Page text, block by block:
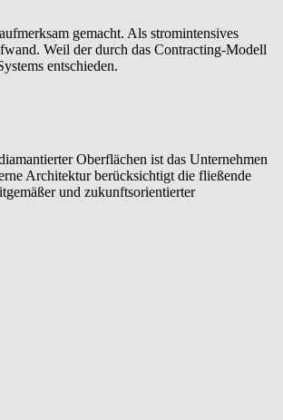
gemacht. Als stromintensives
Weil der durch das Contracting-Modell
entschieden.
Oberflächen ist das Unternehmen
Architektur berücksichtigt die fließende
und zukunftsorientierter